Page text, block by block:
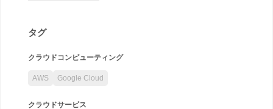
タグ
クラウドコンピューティング
AWS Google Cloud
クラウドサービス